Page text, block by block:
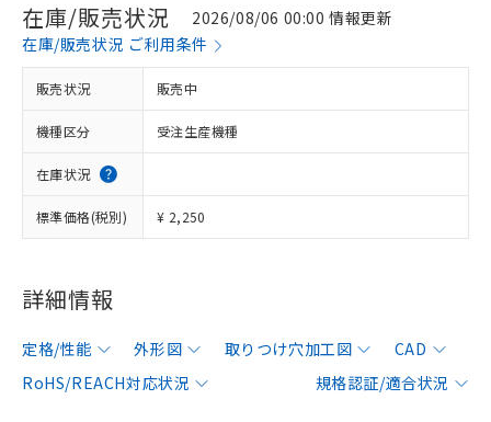
在庫/販売状況
2026/08/06 00:00 情報更新
在庫/販売状況 ご利用条件
販売状況 販売中
機種区分 受注生産機種
在庫状況
標準価格(税別) ¥ 2,250
詳細情報
定格/性能 外形図 取りつけ穴加工図
CAD
RoHS/REACH対応状況
規格認証/適合状況